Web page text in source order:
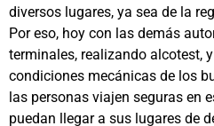
diversos lugares, ya sea de la
Por eso, hoy con las demás
terminales, realizando alcotest,
condiciones mecánicas de los
las personas viajen seguras en
puedan llegar a sus lugares de